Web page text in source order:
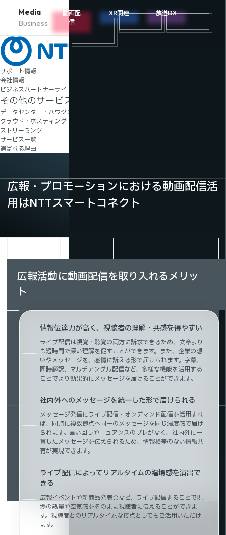
Media
Business
動画配
信
XR関連 放送DX
ン
テ
サポート情報
会社情報
ビジネスパートナーサイト
その他のサービス一覧
データセンター・ハウジング
クラウド・ホスティング
ストリーミング
サービス一覧
選ばれる理由
広報・プロモーションにおける動画配信活
用はNTTスマートコネクト
広報活動に動画配信を取り入れるメリッ
ト
情報伝達力が高く、視聴者の理解・共感を得やすい
ライブ配信は視覚・聴覚の両方に訴求できるため、文章より
も短時間で深い理解を促すことができます。また、企業の想
いやメッセージを、感情に訴える形で届けられます。字幕、
同時翻訳、マルチアングル配信など、多様な機能を活用する
ことでより効果的にメッセージを届けることができます。
社内外へのメッセージを統一した形で届けられる
メッセージ発信にライブ配信・オンデマンド配信を活用すれ
ば、同時に複数拠点へ同一のメッセージを同じ温度感で届け
られます。言い回しやニュアンスのブレがなく、社内外に一
貫したメッセージを伝えられるため、情報格差のない情報共
有が実現できます。
ライブ配信によってリアルタイムの臨場感を演出で
きる
広報イベントや新商品発表会など、ライブ配信することで現
場の熱量や空気感をそのまま視聴者に伝えることができま
す。視聴者とのリアルタイムな接点としてもご活用いただけ
ます。